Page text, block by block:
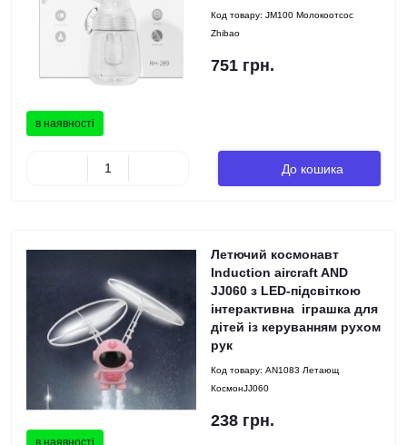
в наявності
Код товару: JM100 Молокоотсос
Zhibao
751 грн.
До кошика
в наявності
Летючий космонавт
Induction aircraft AND
JJ060 з LED-підсвіткою
інтерактивна іграшка для
дітей із керуванням рухом
рук
Код товару: AN1083 Летающ
КосмонJJ060
238 грн.